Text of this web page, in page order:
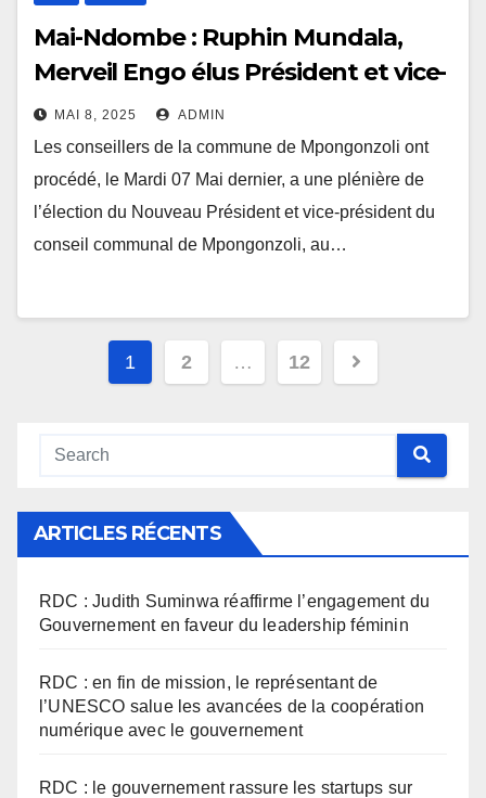
Mai-Ndombe : Ruphin Mundala,
Merveil Engo élus Président et vice-
président Du Conseil Communal de
Mpongonzoli
MAI 8, 2025 ADMIN
Les conseillers de la commune de Mpongonzoli ont
procédé, le Mardi 07 Mai dernier, a une plénière de
l’élection du Nouveau Président et vice-président du
conseil communal de Mpongonzoli, au…
Navigation
articles
1 2 … 12
ARTICLES RÉCENTS
RDC : Judith Suminwa réaffirme l’engagement du
Gouvernement en faveur du leadership féminin
RDC : en fin de mission, le représentant de
l’UNESCO salue les avancées de la coopération
numérique avec le gouvernement
RDC : le gouvernement rassure les startups sur